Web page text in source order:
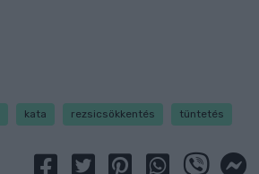
kata rezsicsökkentés tüntetés